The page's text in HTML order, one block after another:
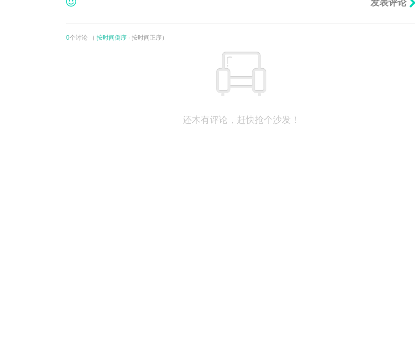
0个讨论 （ 按时间倒序 · 按时间正序）
还木有评论，赶快抢个沙发！